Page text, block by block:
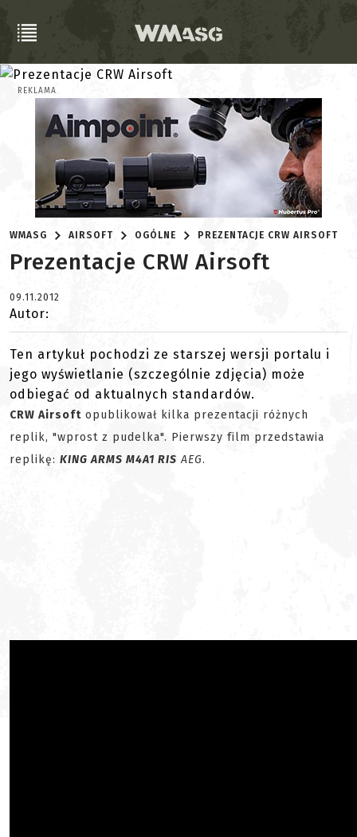
REKLAMA
WMASG AIRSOFT OGÓLNE PREZENTACJE CRW AIRSOFT
Prezentacje CRW Airsoft
09.11.2012
Autor:
Ten artykuł pochodzi ze starszej wersji portalu i
jego wyświetlanie (szczególnie zdjęcia) może
odbiegać od aktualnych standardów.
CRW Airsoft opublikował kilka prezentacji różnych
replik, "wprost z pudelka". Pierwszy film przedstawia
replikę: KING ARMS M4A1 RIS AEG.